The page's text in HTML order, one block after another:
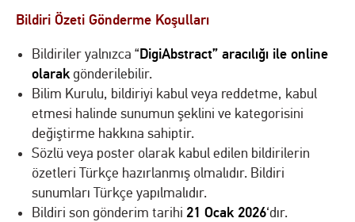
Bildiri Özeti Gönderme Koşulları
Bildiriler yalnızca “DigiAbstract” aracılığı ile online
olarakgönderilebilir.
Bilim Kurulu, bildiriyi kabul veya reddetme, kabul
etmesi halinde sunumun şeklini ve kategorisini
değiştirme hakkına sahiptir.
Sözlü veya poster olarak kabul edilen bildirilerin
özetleri Türkçe hazırlanmış olmalıdır. Bildiri
sunumları Türkçe yapılmalıdır.
Bildiri son gönderim tarihi 21 Ocak 2026‘dır.